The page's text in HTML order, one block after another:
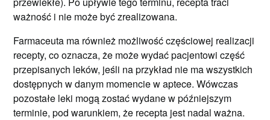
ważność i nie może być zrealizowana.
Farmaceuta ma również możliwość częściowej realizacji
recepty, co oznacza, że może wydać pacjentowi część
przepisanych leków, jeśli na przykład nie ma wszystkich
dostępnych w danym momencie w aptece. Wówczas
pozostałe leki mogą zostać wydane w późniejszym
terminie, pod warunkiem, że recepta jest nadal ważna.